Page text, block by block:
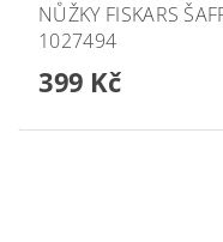
NŮŽKY FISKARS
1027494
399 Kč